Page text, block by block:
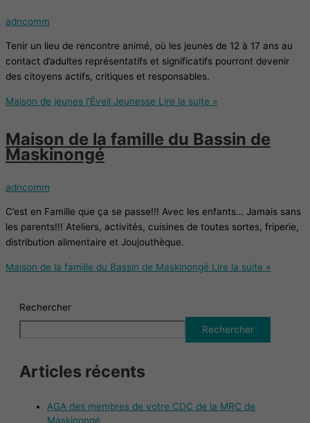
adncomm
Tenir un lieu de rencontre animé, où les jeunes de 12 à 17 ans au
contact d’adultes représentatifs et significatifs pourront devenir
des citoyens actifs, critiques et responsables.
Maison de jeunes l’Éveil Jeunesse Lire la suite »
Maison de la famille du Bassin de
Maskinongé
adncomm
C’est en Famille que ça se passe!!! Avec les enfants… Jamais sans
les parents!!! Ateliers, activités, cuisines de toutes sortes, friperie,
distribution alimentaire et Joujouthèque.
Maison de la famille du Bassin de Maskinongé Lire la suite »
Rechercher
Rechercher
Articles récents
AGA des membres de votre CDC de la MRC de
Maskinongé